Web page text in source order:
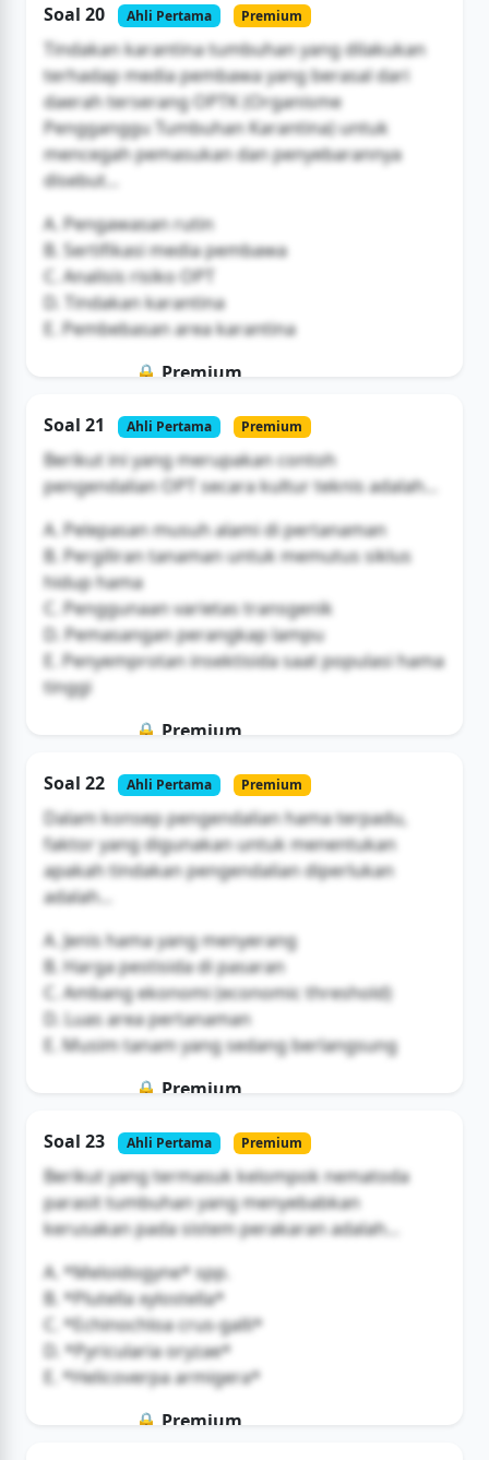
Buka Akses
Soal 20 Ahli Pertama Premium
Tindakan karantina tumbuhan yang dilakukan
terhadap media pembawa yang berasal dari
daerah terserang OPTK (Organisme
Pengganggu Tumbuhan Karantina) untuk
mencegah pemasukan dan penyebarannya
disebut...
A. Pengawasan rutin
B. Sertifikasi media pembawa
C. Analisis risiko OPT
D. Tindakan karantina
E. Pembebasan area karantina
🔒 Premium
Buka Akses
Soal 21 Ahli Pertama Premium
Berikut ini yang merupakan contoh
pengendalian OPT secara kultur teknis adalah...
A. Pelepasan musuh alami di pertanaman
B. Pergiliran tanaman untuk memutus siklus
hidup hama
C. Penggunaan varietas transgenik
D. Pemasangan perangkap lampu
E. Penyemprotan insektisida saat populasi hama
tinggi
🔒 Premium
Buka Akses
Soal 22 Ahli Pertama Premium
Dalam konsep pengendalian hama terpadu,
faktor yang digunakan untuk menentukan
apakah tindakan pengendalian diperlukan
adalah...
A. Jenis hama yang menyerang
B. Harga pestisida di pasaran
C. Ambang ekonomi (economic threshold)
D. Luas area pertanaman
E. Musim tanam yang sedang berlangsung
🔒 Premium
Buka Akses
Soal 23 Ahli Pertama Premium
Berikut yang termasuk kelompok nematoda
parasit tumbuhan yang menyebabkan
kerusakan pada sistem perakaran adalah...
A. *Meloidogyne* spp.
B. *Plutella xylostella*
C. *Echinochloa crus-galli*
D. *Pyricularia oryzae*
E. *Helicoverpa armigera*
🔒 Premium